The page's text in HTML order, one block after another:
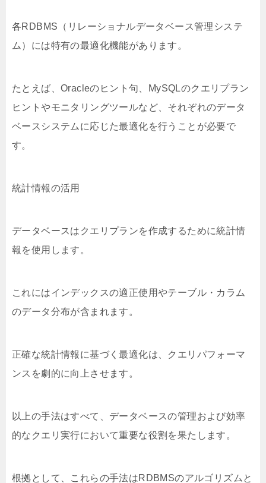
各RDBMS（リレーショナルデータベース管理システ
ム）には特有の最適化機能があります。
たとえば、Oracleのヒント句、MySQLのクエリプラン
ヒントやモニタリングツールなど、それぞれのデータ
ベースシステムに応じた最適化を行うことが必要で
す。
統計情報の活用
データベースはクエリプランを作成するために統計情
報を使用します。
これにはインデックスの適正使用やテーブル・カラム
のデータ分布が含まれます。
正確な統計情報に基づく最適化は、クエリパフォーマ
ンスを劇的に向上させます。
以上の手法はすべて、データベースの管理および効率
的なクエリ実行において重要な役割を果たします。
根拠として、これらの手法はRDBMSのアルゴリズムと